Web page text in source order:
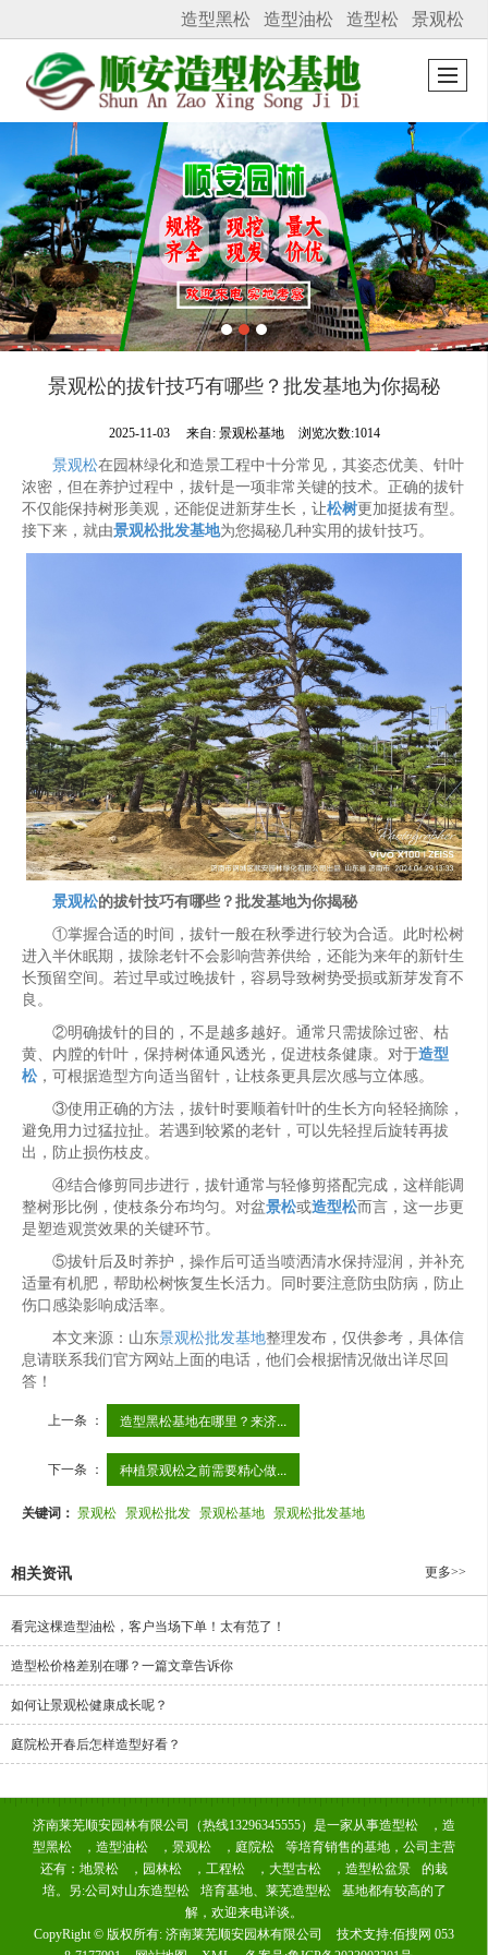
很遗憾，因您的浏览器版本过低导致无法获得最佳浏览体验，推荐下载安装谷歌浏览器！
造型黑松 造型油松 造型松 景观松
景观松的拔针技巧有哪些？批发基地为你揭秘
2025-11-03 来自: 景观松基地 浏览次数:1014
景观松在园林绿化和造景工程中十分常见，其姿态优美、针叶
浓密，但在养护过程中，拔针是一项非常关键的技术。正确的拔针
不仅能保持树形美观，还能促进新芽生长，让松树更加挺拔有型。
接下来，就由景观松批发基地为您揭秘几种实用的拔针技巧。
景观松的拔针技巧有哪些？批发基地为你揭秘
①掌握合适的时间，拔针一般在秋季进行较为合适。此时松树
进入半休眠期，拔除老针不会影响营养供给，还能为来年的新针生
长预留空间。若过早或过晚拔针，容易导致树势受损或新芽发育不
良。
②明确拔针的目的，不是越多越好。通常只需拔除过密、枯
黄、内膛的针叶，保持树体通风透光，促进枝条健康。对于造型
松，可根据造型方向适当留针，让枝条更具层次感与立体感。
③使用正确的方法，拔针时要顺着针叶的生长方向轻轻摘除，
避免用力过猛拉扯。若遇到较紧的老针，可以先轻捏后旋转再拔
出，防止损伤枝皮。
④结合修剪同步进行，拔针通常与轻修剪搭配完成，这样能调
整树形比例，使枝条分布均匀。对盆景松或造型松而言，这一步更
是塑造观赏效果的关键环节。
⑤拔针后及时养护，操作后可适当喷洒清水保持湿润，并补充
适量有机肥，帮助松树恢复生长活力。同时要注意防虫防病，防止
伤口感染影响成活率。
本文来源：山东景观松批发基地整理发布，仅供参考，具体信
息请联系我们官方网站上面的电话，他们会根据情况做出详尽回
答！
上一条 ： 造型黑松基地在哪里？来济...
下一条 ： 种植景观松之前需要精心做...
关键词： 景观松 景观松批发 景观松基地 景观松批发基地
相关资讯 更多>>
看完这棵造型油松，客户当场下单！太有范了！
造型松价格差别在哪？一篇文章告诉你
如何让景观松健康成长呢？
庭院松开春后怎样造型好看？
济南莱芜顺安园林有限公司（热线13296345555）是一家从事造型松 ， 造
型黑松
， 造型油松 ， 景观松 ， 庭院松
等培育销售的基地，公司主营
还有： 地景松 ， 园林松 ， 工程松 ， 大型古松 ， 造型松盆景
的栽
培。另:公司对山东造型松 培育基地、 莱芜造型松
基地都有较高的了
解，欢迎来电详谈。
CopyRight © 版权所有: 济南莱芜顺安园林有限公司 技术支持:佰搜网 053